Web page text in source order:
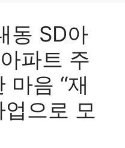
동 SD아
파트 주
마음 “재
으로 모